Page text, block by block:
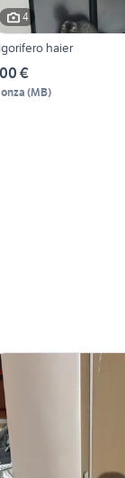
4
haier
€
(MB)